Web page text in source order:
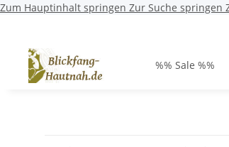
Zum Hauptinhalt springen Zur Suche springen
%% Sale %%